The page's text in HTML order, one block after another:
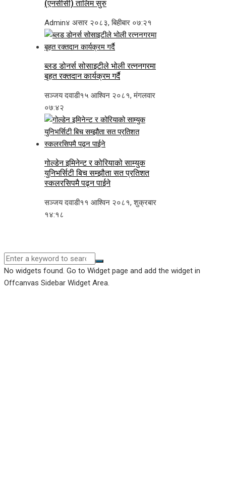
(एनसीसी) तालिम सुरु
Admin४ असार २०८३, बिहीबार ०७:२१
ब्लड डोनर्स सोसाइटीले भोली रत्ननगरमा
बृहत रक्तदान कार्यक्रम गर्दै
सञ्जय दवाडी१५ आश्विन २०८१, मंगलवार
०७:४२
गोल्डेन इमिनेन्ट र कोरियाको साम्युक
युनिभर्सिटी बिच सम्झौता सत प्रतिशत
स्कलरसिपमै पढ्न पाईने
सञ्जय दवाडी११ आश्विन २०८१, शुक्रबार
१४:१८
No widgets found. Go to Widget page and add the widget in
Offcanvas Sidebar Widget Area.